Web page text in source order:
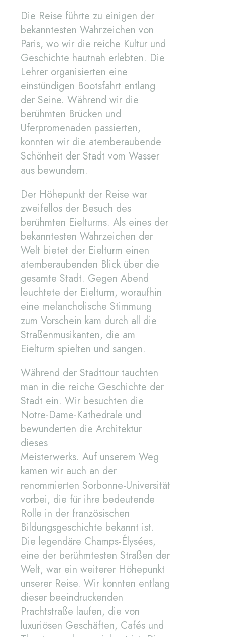
Die Reise führte zu einigen der
bekanntesten Wahrzeichen von
Paris, wo wir die reiche Kultur und
Geschichte hautnah erlebten. Die
Lehrer organisierten eine
einstündigen Bootsfahrt entlang
der Seine. Während wir die
berühmten Brücken und
Uferpromenaden passierten,
konnten wir die atemberaubende
Schönheit der Stadt vom Wasser
aus bewundern.
Der Höhepunkt der Reise war
zweifellos der Besuch des
berühmten Eielturms. Als eines der
bekanntesten Wahrzeichen der
Welt bietet der Eielturm einen
atemberaubenden Blick über die
gesamte Stadt. Gegen Abend
leuchtete der Eielturm, woraufhin
eine melancholische Stimmung
zum Vorschein kam durch all die
Straßenmusikanten, die am
Eielturm spielten und sangen.
Während der Stadttour tauchten
man in die reiche Geschichte der
Stadt ein. Wir besuchten die
Notre-Dame-Kathedrale und
bewunderten die Architektur
dieses
Meisterwerks. Auf unserem Weg
kamen wir auch an der
renommierten Sorbonne-Universität
vorbei, die für ihre bedeutende
Rolle in der französischen
Bildungsgeschichte bekannt ist.
Die legendäre Champs-Élysées,
eine der berühmtesten Straßen der
Welt, war ein weiterer Höhepunkt
unserer Reise. Wir konnten entlang
dieser beeindruckenden
Prachtstraße laufen, die von
luxuriösen Geschäften, Cafés und